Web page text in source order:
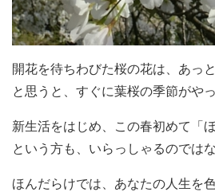
開花を待ちわびた桜の花は、あっ
と思うと、すぐに葉桜の季節がや
新生活をはじめ、この春初めて「
という方も、いらっしゃるのでは
ほんだらけでは、あなたの人生を